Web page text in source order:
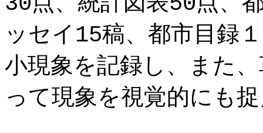
ッセイ15稿、都市目録
小現象を記録し、また
って現象を視覚的にも